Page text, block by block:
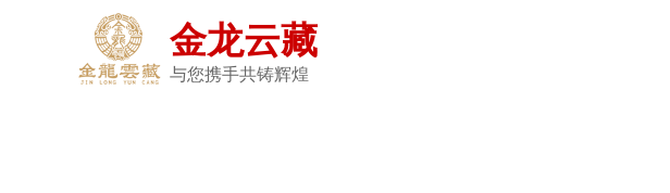
金龙云藏
与您携手共铸辉煌